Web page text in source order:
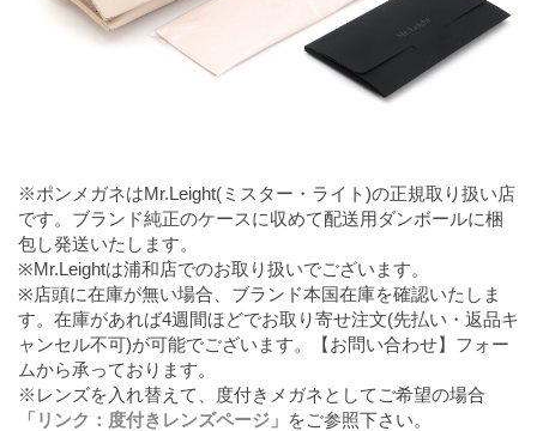
※ポンメガネはMr.Leight(ミスター・ライト)の正規取り扱い店
です。ブランド純正のケースに収めて配送用ダンボールに梱
包し発送いたします。
※Mr.Leightは浦和店でのお取り扱いでございます。
※店頭に在庫が無い場合、ブランド本国在庫を確認いたしま
す。在庫があれば4週間ほどでお取り寄せ注文(先払い・返品キ
ャンセル不可)が可能でございます。【お問い合わせ】フォー
ムから承っております。
※レンズを入れ替えて、度付きメガネとしてご希望の場合
「リンク：度付きレンズページ」 をご参照下さい。